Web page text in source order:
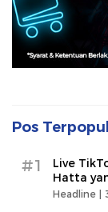
Pos
#1
Live
Hatta
Headline |